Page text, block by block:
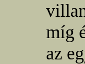
míg
az